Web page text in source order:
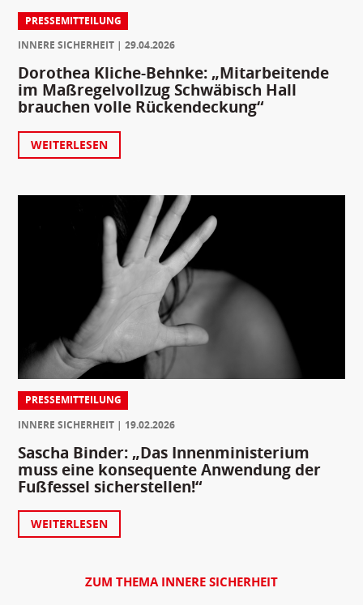
PRESSEMITTEILUNG
INNERE SICHERHEIT
29.04.2026
Dorothea Kliche-Behnke: „Mitarbeitende
im Maßregelvollzug Schwäbisch Hall
brauchen volle Rückendeckung“
WEITERLESEN
PRESSEMITTEILUNG
INNERE SICHERHEIT
19.02.2026
Sascha Binder: „Das Innenministerium
muss eine konsequente Anwendung der
Fußfessel sicherstellen!“
WEITERLESEN
ZUM THEMA INNERE SICHERHEIT